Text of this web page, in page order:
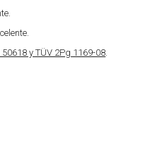
50618 y TÜV 2Pg 1169-08.